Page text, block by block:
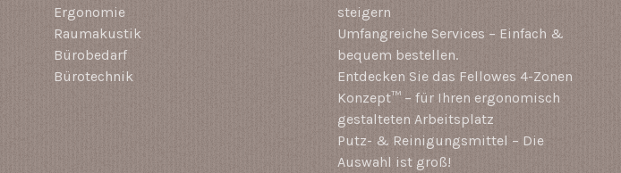
Ergonomie
Raumakustik
Bürobedarf
Bürotechnik
steigern
Umfangreiche Services – Einfach &
bequem bestellen.
Entdecken Sie das Fellowes 4-Zonen
Konzept™ – für Ihren ergonomisch
gestalteten Arbeitsplatz
Putz- & Reinigungsmittel – Die
Auswahl ist groß!